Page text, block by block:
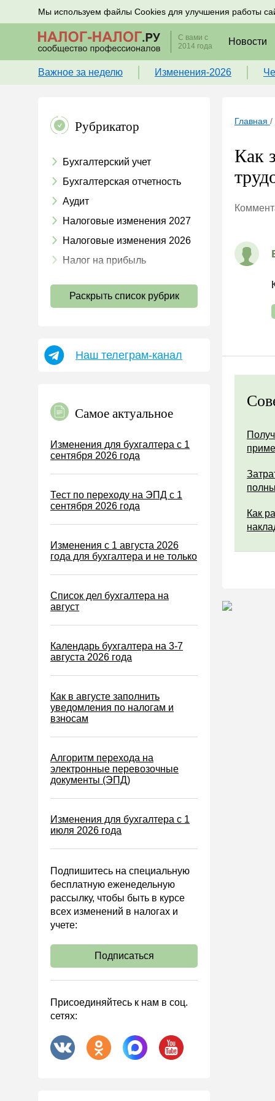
Мы используем файлы Cookies для улучшения работы
Подписывайтесь на новости по налогам, учету и
С вами с
2014 года
Новости
Важное за неделю Изменения-2026
Рубрикатор
Бухгалтерский учет
Бухгалтерская отчетность
Аудит
Налоговые изменения 2027
Налоговые изменения 2026
Налог на прибыль
Страховые взносы 2026
УСН
Земельный налог
Налог на рекламу
Торговый сбор
Туристический налог
Водный налог
Экологический налог
Налог на игорный бизнес
Акцизы
Возврат и зачет налогов
Налоговые проверки
Ответственность
Статистика
Онлайн-кассы ККТ ККМ
Управленческий учет
Анализ хозяйственной
Охрана труда и аттестация
Охрана труда
Налоговое планирование
Финансовый контроль
Договоры
ООО
АО
Госзакупки
Раскрыть список рубрик
Наш телеграм-канал
Самое актуальное
Изменения для бухгалтера с 1
сентября 2026 года
Тест по переходу на ЭПД с 1
сентября 2026 года
Изменения с 1 августа 2026
года для бухгалтера и не только
Список дел бухгалтера на
август
Календарь бухгалтера на 3-7
августа 2026 года
Как в августе заполнить
уведомления по налогам и
взносам
Алгоритм перехода на
электронные перевозочные
документы (ЭПД)
Изменения для бухгалтера с 1
июля 2026 года
Подпишитесь на специальную
бесплатную еженедельную
рассылку, чтобы быть в курсе
всех изменений в налогах и
учете:
Подписаться
Присоединяйтесь к нам в соц.
сетях:
Главная /
Как
Как